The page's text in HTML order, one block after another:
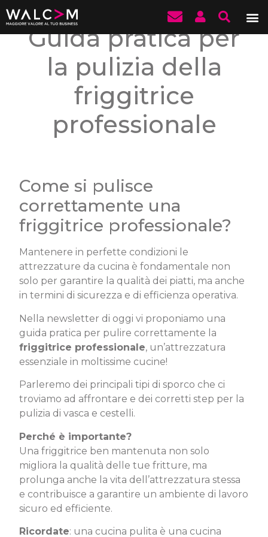
Guida pratica per
la pulizia della
friggitrice
professionale
Come si pulisce
correttamente una
friggitrice professionale?
Mantenere in perfette condizioni le
attrezzature da cucina è fondamentale non
solo per garantire la qualità dei piatti, ma anche
in termini di sicurezza e di efficienza operativa.
Nella newsletter di oggi vi proponiamo una
guida pratica per pulire correttamente la
friggitrice professionale, un’attrezzatura
essenziale in moltissime cucine!
Parleremo dei principali tipi di sporco che ci
troviamo ad affrontare e dei corretti step per la
pulizia di vasca e cestelli.
Perché è importante?
Una friggitrice ben mantenuta non solo
migliora la qualità delle tue fritture, ma
prolunga anche la vita dell’attrezzatura stessa
e contribuisce a garantire un ambiente di lavoro
sicuro ed efficiente.
Ricordate: una cucina pulita è una cucina